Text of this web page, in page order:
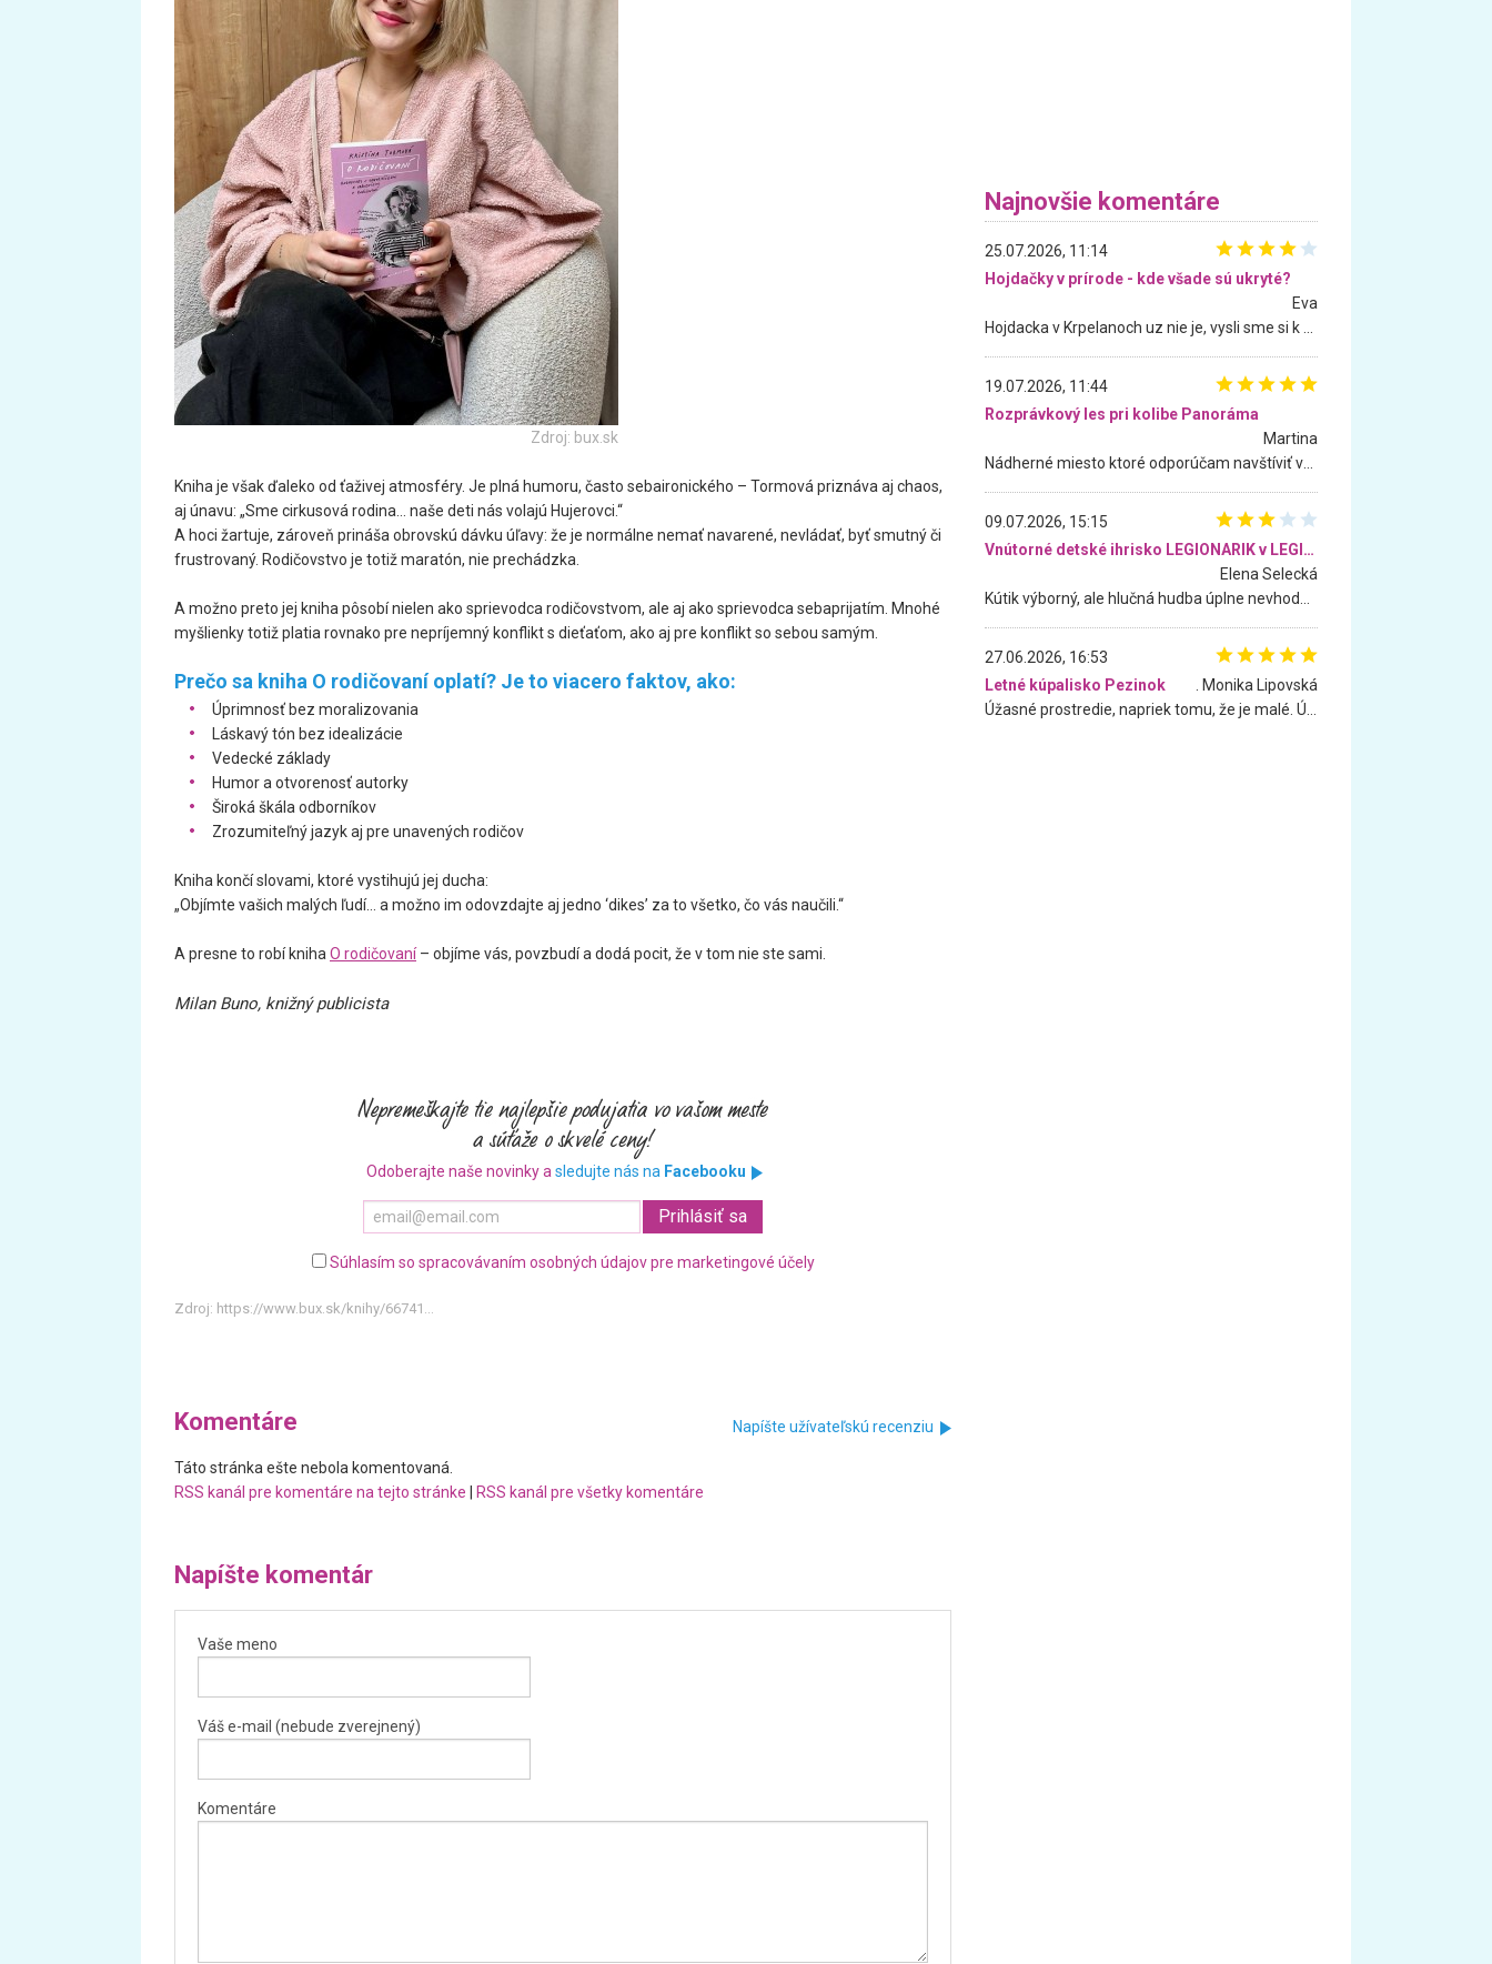
Zdroj: bux.sk
Kniha je však ďaleko od ťaživej atmosféry. Je plná humoru, často sebaironického – Tormová priznáva aj chaos,
aj únavu: „Sme cirkusová rodina… naše deti nás volajú Hujerovci.“
A hoci žartuje, zároveň prináša obrovskú dávku úľavy: že je normálne nemať navarené, nevládať, byť smutný či
frustrovaný. Rodičovstvo je totiž maratón, nie prechádzka.
A možno preto jej kniha pôsobí nielen ako sprievodca rodičovstvom, ale aj ako sprievodca sebaprijatím. Mnohé
myšlienky totiž platia rovnako pre nepríjemný konflikt s dieťaťom, ako aj pre konflikt so sebou samým.
Prečo sa kniha O rodičovaní oplatí? Je to viacero faktov, ako:
Úprimnosť bez moralizovania
Láskavý tón bez idealizácie
Vedecké základy
Humor a otvorenosť autorky
Široká škála odborníkov
Zrozumiteľný jazyk aj pre unavených rodičov
Kniha končí slovami, ktoré vystihujú jej ducha:
„Objímte vašich malých ľudí… a možno im odovzdajte aj jedno ‘dikes’ za to všetko, čo vás naučili.“
A presne to robí kniha O rodičovaní– objíme vás, povzbudí a dodá pocit, že v tom nie ste sami.
Milan Buno, knižný publicista
Odoberajte naše novinky a sledujte nás na Facebooku
Súhlasím so spracovávaním osobných údajov pre marketingové účely
Zdroj: https://www.bux.sk/knihy/66741...
Komentáre Napíšte užívateľskú recenziu
Táto stránka ešte nebola komentovaná.
RSS kanál pre komentáre na tejto stránke
RSS kanál pre všetky komentáre
Napíšte komentár
Vaše meno
Váš e-mail (nebude zverejnený)
Komentáre
Najnovšie komentáre
25.07.2026, 11:14
Hojdačky v prírode - kde všade sú ukryté?
Eva
19.07.2026, 11:44
Rozprávkový les pri kolibe Panoráma
Martina
09.07.2026, 15:15
Vnútorné detské ihrisko LEGIONARIK v LEGIA Fitness
Elena Selecká
27.06.2026, 16:53
Letné kúpalisko Pezinok
. Monika Lipovská